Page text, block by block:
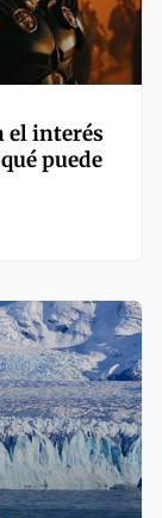
el interés
puede